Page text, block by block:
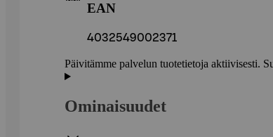
EAN
4032549002371
Päivitämme palvelun tuotetietoja aktiivisesti.
Ominaisuudet